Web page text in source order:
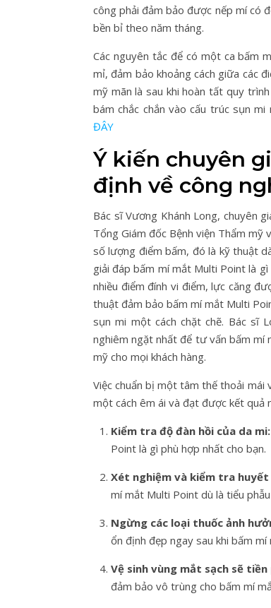
công phải đảm bảo được nếp mí có
bền bỉ theo năm tháng.
Các nguyên tắc để có một ca bấm
mỉ, đảm bảo khoảng cách giữa các
mỹ mãn là sau khi hoàn tất quy
bám chắc chắn vào cấu trúc sụn
ĐÂY
Ý kiến chuyên
định về công
Bác sĩ Vương Khánh Long, chuyên
Tổng Giám đốc Bệnh viện Thẩm mỹ
số lượng điểm bấm, đó là kỹ thuật
giải đáp bấm mí mắt Multi Point là
nhiều điểm đính vi điểm, lực căng
thuật đảm bảo bấm mí mắt Multi
sụn mi một cách chặt chẽ. Bác sĩ
nghiêm ngặt nhất để tư vấn bấm mí
mỹ cho mọi khách hàng.
Việc chuẩn bị một tâm thế thoải
một cách êm ái và đạt được kết quả
Kiểm tra độ đàn hồi của da mi:
Point là gì phù hợp nhất cho bạn.
Xét nghiệm và kiểm tra huyết
mí mắt Multi Point dù là tiểu phẫu
Ngừng các loại thuốc ảnh
ổn định đẹp ngay sau khi bấm
Vệ sinh vùng mắt sạch sẽ tiền
đảm bảo vô trùng cho bấm mí